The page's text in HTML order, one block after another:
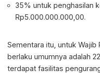
35% untuk penghasilan
Rp5.000.000.000,00.
Sementara itu, untuk Wajib
berlaku umumnya adalah
terdapat fasilitas